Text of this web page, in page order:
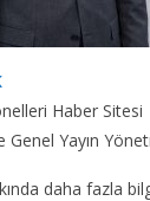
Haber Sitesi
Genel Yayın
daha fazla